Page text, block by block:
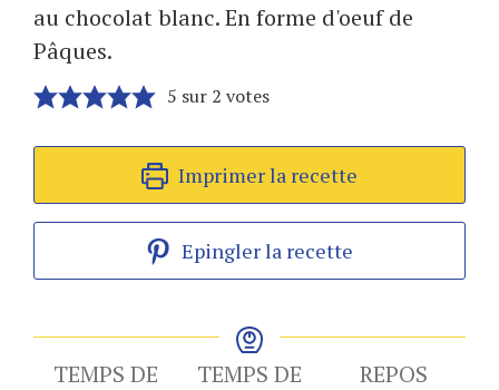
au chocolat blanc. En forme d'oeuf de
Pâques.
5 sur 2 votes
Imprimer la recette
Epingler la recette
TEMPS DE
TEMPS DE
REPOS